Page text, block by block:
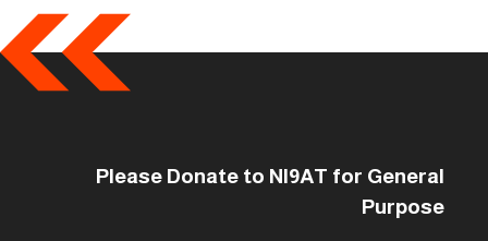
Please Donate to NI9AT for General
Purpose